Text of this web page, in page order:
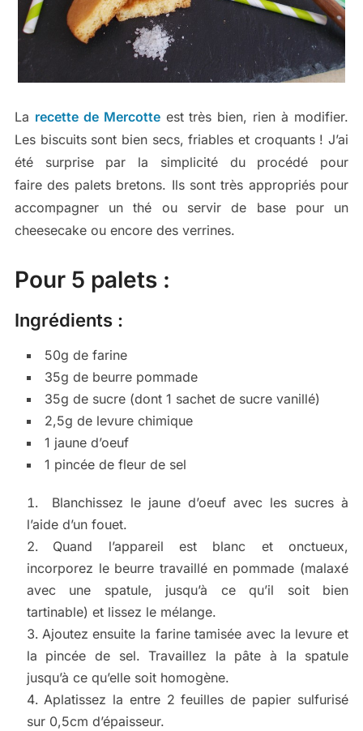
La recette de Mercotteest très bien, rien à modifier.
Les biscuits sont bien secs, friables et croquants ! J’ai
été surprise par la simplicité du procédé pour
faire des palets bretons. Ils sont très appropriés pour
accompagner un thé ou servir de base pour un
cheesecake ou encore des verrines.
Pour 5 palets :
Ingrédients :
50g de farine
35g de beurre pommade
35g de sucre (dont 1 sachet de sucre vanillé)
2,5g de levure chimique
1 jaune d’oeuf
1 pincée de fleur de sel
Blanchissez le jaune d’oeuf avec les sucres à
l’aide d’un fouet.
Quand l’appareil est blanc et onctueux,
incorporez le beurre travaillé en pommade (malaxé
avec une spatule, jusqu’à ce qu’il soit bien
tartinable) et lissez le mélange.
Ajoutez ensuite la farine tamisée avec la levure et
la pincée de sel. Travaillez la pâte à la spatule
jusqu’à ce qu’elle soit homogène.
Aplatissez la entre 2 feuilles de papier sulfurisé
sur 0,5cm d’épaisseur.